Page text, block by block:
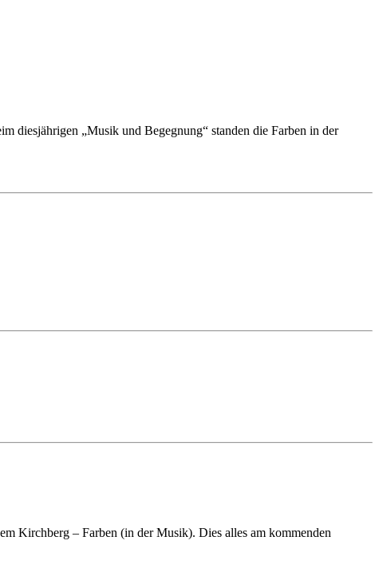
diesjährigen „Musik und Begegnung“ standen die Farben in der
Kirchberg – Farben (in der Musik). Dies alles am kommenden